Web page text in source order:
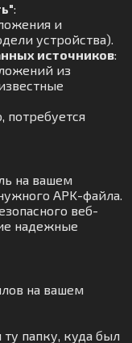
:
и
устройства).
источников:
из
потребуется
на вашем
APK-файла.
веб-
надежные
на вашем
папку, куда был